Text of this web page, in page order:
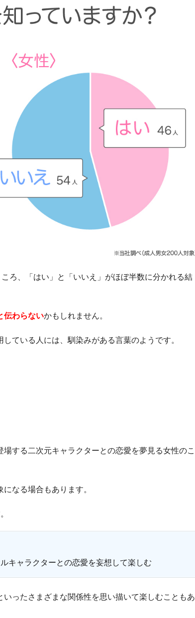
ろ、「はい」と「いいえ」がほぼ半数に分かれる結
伝わらないかもしれません。
ている人には、馴染みがある言葉のようです。
する二次元キャラクターとの恋愛を夢見る女性のこ
なる場合もあります。
キャラクターとの恋愛を妄想して楽しむ
ったさまざまな関係性を思い描いて楽しむこともあ